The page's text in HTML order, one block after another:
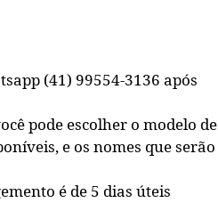
(41) 99554-3136 após
pode escolher o modelo de
e os nomes que serão
é de 5 dias úteis